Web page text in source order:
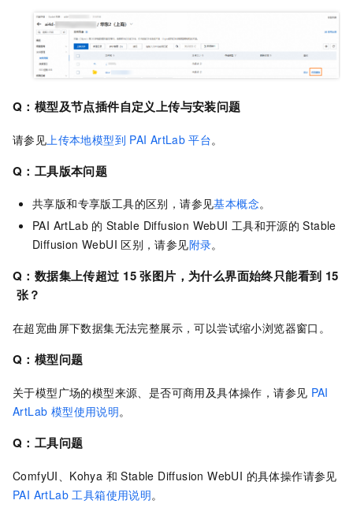
Q：模型及节点插件自定义上传与安装问题
请参见 上传本地模型到 PAI ArtLab 平台。
Q：工具版本问题
共享版和专享版工具的区别，请参见基本概念。
PAI ArtLab 的 Stable Diffusion WebUI 工具和开源的 Stable
Diffusion WebUI 区别，请参见附录。
Q：数据集上传超过 15 张图片，为什么界面始终只能看到 15
张？
在超宽曲屏下数据集无法完整展示，可以尝试缩小浏览器窗口。
Q：模型问题
关于模型广场的模型来源、是否可商用及具体操作，请参见 PAI
ArtLab 模型使用说明。
Q：工具问题
ComfyUI、Kohya 和 Stable Diffusion WebUI 的具体操作请参见
PAI ArtLab 工具箱使用说明。